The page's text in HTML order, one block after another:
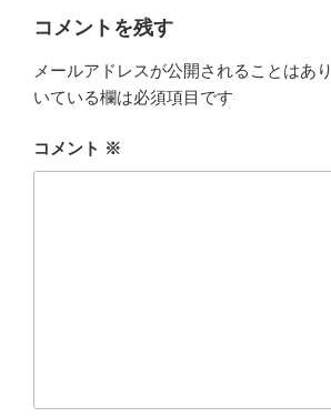
コメントを残す
メールアドレスが公開されることはあり
いている欄は必須項目です
コメント ※